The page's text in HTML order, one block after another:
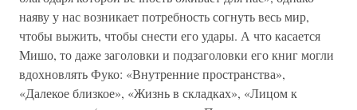
наяву у нас возникает потребность согнуть весь мир,
чтобы выжить, чтобы снести его удары. А что касается
Мишо, то даже заголовки и подзаголовки его книг могли
вдохновлять Фуко: «Внутренние пространства»,
«Далекое близкое», «Жизнь в складках», «Лицом к